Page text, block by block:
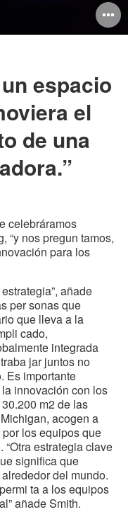
espacio
el
de una
celebráramos
“y nos pregun tamos,
para los
añade
per sonas que
que lleva a la
cado,
integrada
jar juntos no
Es importante
innovación con los
m2 de las
acogen a
los equipos que
estrategia clave
significa que
del mundo.
ta a los equipos
añade Smith.